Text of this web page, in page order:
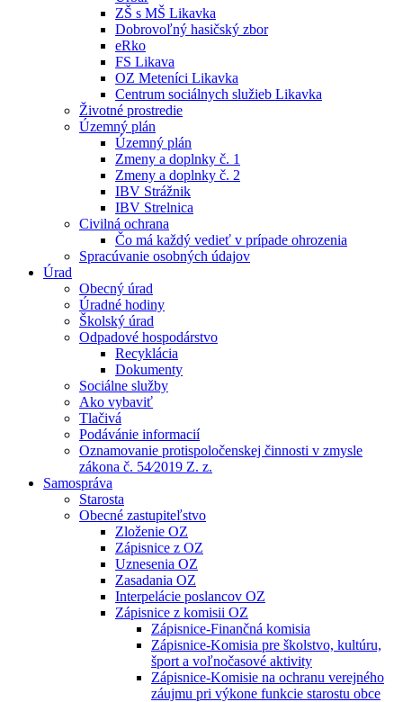
ZŠ s MŠ Likavka
Dobrovoľný hasičský zbor
eRko
FS Likava
OZ Meteníci Likavka
Centrum sociálnych služieb Likavka
Životné prostredie
Územný plán
Územný plán
Zmeny a doplnky č. 1
Zmeny a doplnky č. 2
IBV Strážnik
IBV Strelnica
Civilná ochrana
Čo má každý vedieť v prípade ohrozenia
Spracúvanie osobných údajov
Úrad
Obecný úrad
Úradné hodiny
Školský úrad
Odpadové hospodárstvo
Recyklácia
Dokumenty
Sociálne služby
Ako vybaviť
Tlačivá
Podávánie informacií
Oznamovanie protispoločenskej činnosti v zmysle
zákona č. 54⁄2019 Z. z.
Samospráva
Starosta
Obecné zastupiteľstvo
Zloženie OZ
Zápisnice z OZ
Uznesenia OZ
Zasadania OZ
Interpelácie poslancov OZ
Zápisnice z komisii OZ
Zápisnice-Finančná komisia
Zápisnice-Komisia pre školstvo, kultúru,
šport a voľnočasové aktivity
Zápisnice-Komisie na ochranu verejného
záujmu pri výkone funkcie starostu obce